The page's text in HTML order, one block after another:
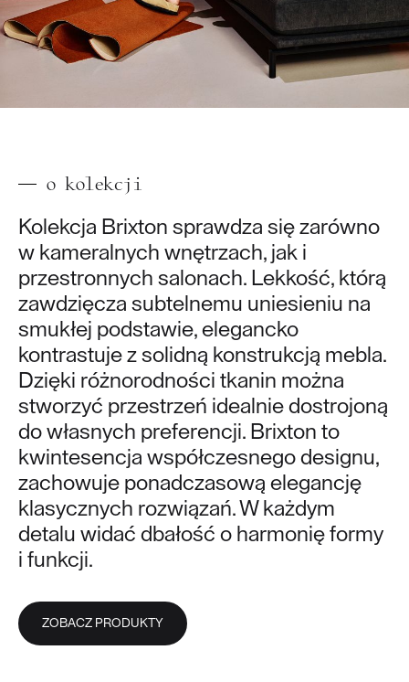
o kolekcji
Kolekcja Brixton sprawdza się zarówno
w kameralnych wnętrzach, jak i
przestronnych salonach. Lekkość, którą
zawdzięcza subtelnemu uniesieniu na
smukłej podstawie, elegancko
kontrastuje z solidną konstrukcją mebla.
Dzięki różnorodności tkanin można
stworzyć przestrzeń idealnie dostrojoną
do własnych preferencji. Brixton to
kwintesencja współczesnego designu,
zachowuje ponadczasową elegancję
klasycznych rozwiązań. W każdym
detalu widać dbałość o harmonię formy
i funkcji.
ZOBACZ PRODUKTY